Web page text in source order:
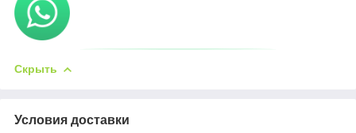
Скрыть
Условия доставки